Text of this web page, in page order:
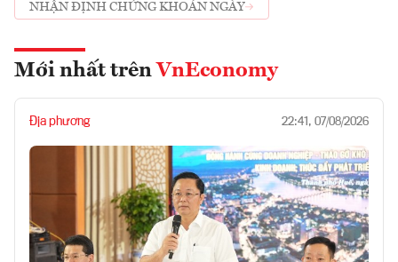
NHẬN ĐỊNH CHỨNG KHOÁN NGÀY
Mới nhất trên VnEconomy
Địa phương 22:41, 07/08/2026